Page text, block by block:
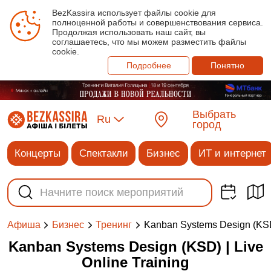
BezKassira использует файлы cookie для
полноценной работы и совершенствования сервиса.
Продолжая использовать наш сайт, вы
соглашаетесь, что мы можем разместить файлы
cookie.
Подробнее
Понятно
Ru
Выбрать
город
Концерты Спектакли Бизнес ИТ и интернет
Афиша Бизнес Тренинг Kanban Systems Design
Kanban Systems Design (KSD) | Live
Online Training